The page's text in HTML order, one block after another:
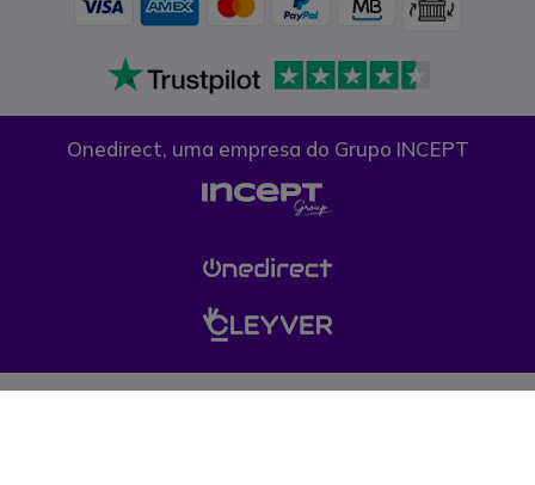
Onedirect, uma empresa do Grupo INCEPT